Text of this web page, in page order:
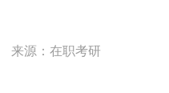
来源：在职考研